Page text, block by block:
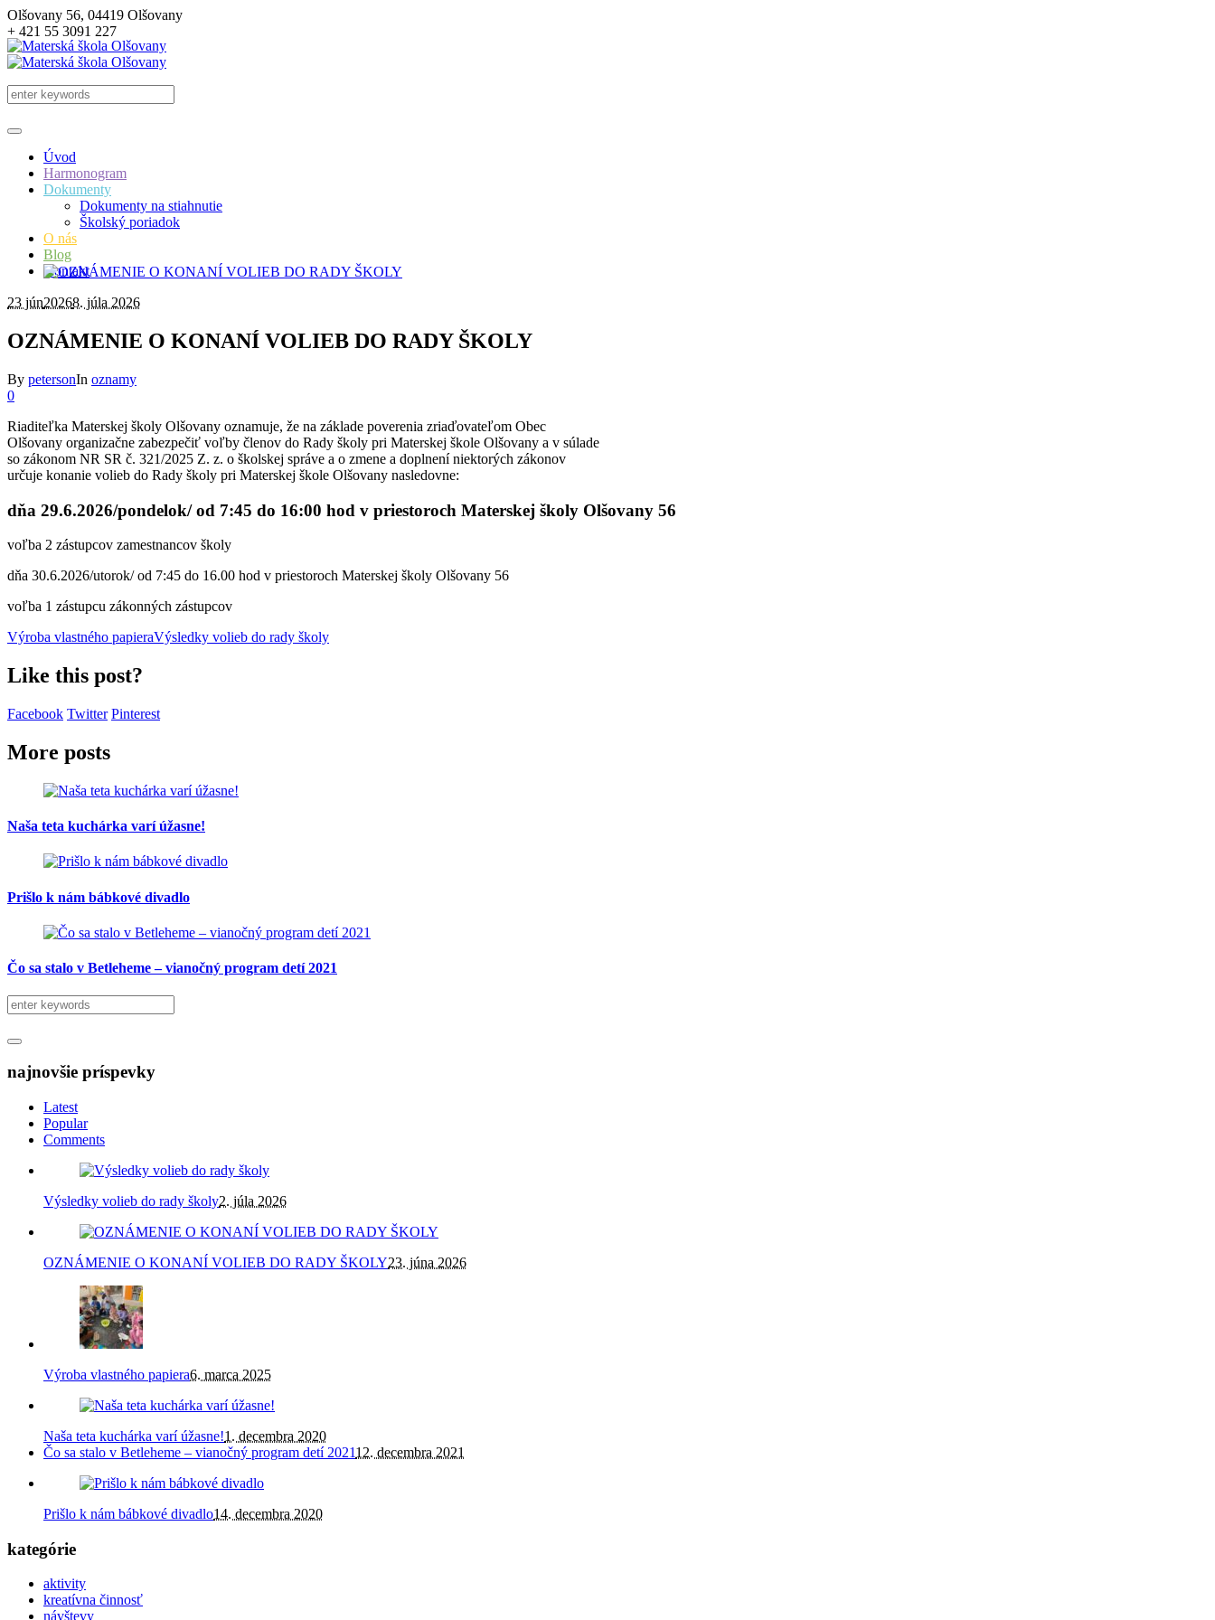
Olšovany 56, 04419 Olšovany
+ 421 55 3091 227
Úvod
Harmonogram
Dokumenty
Dokumenty na stiahnutie
Školský poriadok
O nás
Blog
Kontakt
23 jún20268. júla 2026
OZNÁMENIE O KONANÍ VOLIEB DO RADY ŠKOLY
By petersonIn oznamy
0
Riaditeľka Materskej školy Olšovany oznamuje, že na základe poverenia zriaďovateľom Obec
Olšovany organizačne zabezpečiť voľby členov do Rady školy pri Materskej škole Olšovany a v súlade
so zákonom NR SR č. 321/2025 Z. z. o školskej správe a o zmene a doplnení niektorých zákonov
určuje konanie volieb do Rady školy pri Materskej škole Olšovany nasledovne:
dňa 29.6.2026/pondelok/ od 7:45 do 16:00 hod v priestoroch Materskej školy Olšovany 56
voľba 2 zástupcov zamestnancov školy
dňa 30.6.2026/utorok/ od 7:45 do 16.00 hod v priestoroch Materskej školy Olšovany 56
voľba 1 zástupcu zákonných zástupcov
Výroba vlastného papieraVýsledky volieb do rady školy
Like this post?
Facebook Twitter Pinterest
More posts
Naša teta kuchárka varí úžasne!
Prišlo k nám bábkové divadlo
Čo sa stalo v Betleheme – vianočný program detí 2021
najnovšie príspevky
Latest
Popular
Comments
Výsledky volieb do rady školy2. júla 2026
OZNÁMENIE O KONANÍ VOLIEB DO RADY ŠKOLY23. júna 2026
Výroba vlastného papiera6. marca 2025
Naša teta kuchárka varí úžasne!1. decembra 2020
Čo sa stalo v Betleheme – vianočný program detí 202112. decembra 2021
Prišlo k nám bábkové divadlo14. decembra 2020
kategórie
aktivity
kreatívna činnosť
návštevy